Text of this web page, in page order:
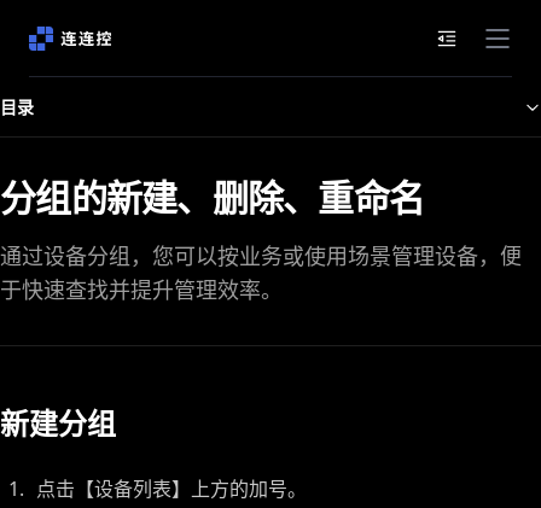
文档目录
目录
分组的新建、删除、重命名
通过设备分组，您可以按业务或使用场景管理设备，便
于快速查找并提升管理效率。
新建分组
点击【设备列表】上方的加号。